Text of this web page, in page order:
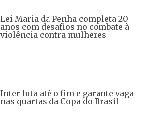
Lei Maria da Penha completa 20
anos com desafios no combate à
violência contra mulheres
Inter luta até o fim e garante vaga
nas quartas da Copa do Brasil